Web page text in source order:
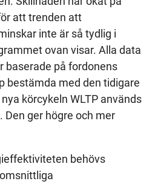
att trenden att
inte är så tydlig i
ovan visar. Alla data
baserade på fordonens
bestämda med den tidigare
körcykeln WLTP används
Den ger högre och mer
behövs